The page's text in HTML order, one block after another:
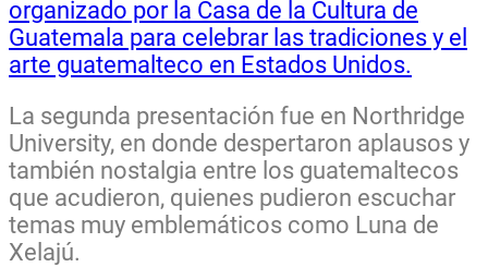
organizado por la Casa de la Cultura de
Guatemala para celebrar las tradiciones y el
arte guatemalteco en Estados Unidos.
La segunda presentación fue en Northridge
University, en donde despertaron aplausos y
también nostalgia entre los guatemaltecos
que acudieron, quienes pudieron escuchar
temas muy emblemáticos como Luna de
Xelajú.